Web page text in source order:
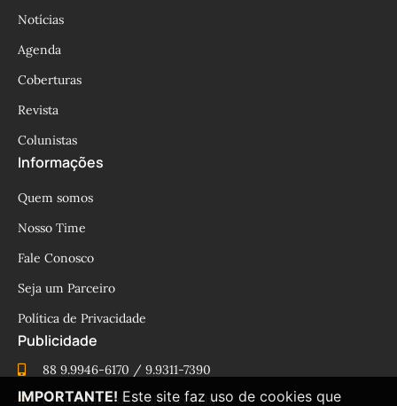
Notícias
Agenda
Coberturas
Revista
Colunistas
Informações
Quem somos
Nosso Time
Fale Conosco
Seja um Parceiro
Política de Privacidade
Publicidade
88 9.9946-6170 / 9.9311-7390
cesinhamacedo@yahoo.com.br
IMPORTANTE! Este site faz uso de cookies que